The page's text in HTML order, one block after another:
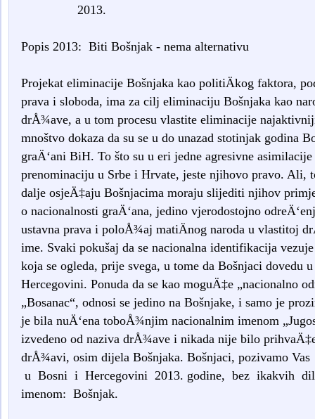
2013.
Popis 2013: Biti Bošnjak - nema alternativu
Projekat eliminacije Bošnjaka kao politiÄkog faktora,
prava i sloboda, ima za cilj eliminaciju Bošnjaka kao
drÅ¾ave, a u tom procesu vlastite eliminacije
mnoštvo dokaza da su se u do unazad stotinjak godina
graÄ‘ani BiH. To što su u eri jedne agresivne
prenominaciju u Srbe i Hrvate, jeste njihovo pravo. Ali,
dalje osjeÄ‡aju Bošnjacima moraju slijediti njihov
o nacionalnosti graÄ‘ana, jedino vjerodostojno
ustavna prava i poloÅ¾aj matiÄnog naroda u vlastitoj
ime. Svaki pokušaj da se nacionalna identifikacija
koja se ogleda, prije svega, u tome da Bošnjaci
Hercegovini. Ponuda da se kao moguÄ‡e „nacionalno
„Bosanac“, odnosi se jedino na Bošnjake, i samo je
je bila nuÄ‘ena toboÅ¾njim nacionalnim imenom
izvedeno od naziva drÅ¾ave i nikada nije bilo
drÅ¾avi, osim dijela Bošnjaka. Bošnjaci, pozivamo
u Bosni i Hercegovini 2013. godine, bez ikakvih
imenom: Bošnjak.